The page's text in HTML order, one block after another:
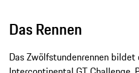
Das Rennen
Das Zwölfstundenrennen